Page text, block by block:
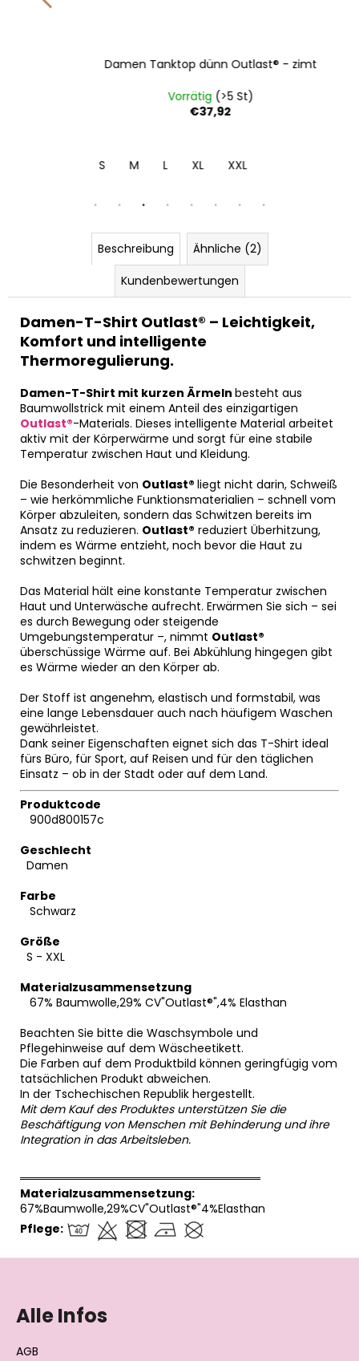
Damen Tanktop dünn Outlast® - zimt
Vorrätig(>5 St)
€37,92
M L XL XXL
Beschreibung
Ähnliche (2)
Kundenbewertungen
Damen-T-Shirt Outlast® – Leichtigkeit,
Komfort und intelligente
Thermoregulierung.
Damen-T-Shirt mit kurzen Ärmeln besteht aus
Baumwollstrick mit einem Anteil des einzigartigen
Outlast®-Materials. Dieses intelligente Material arbeitet
aktiv mit der Körperwärme und sorgt für eine stabile
Temperatur zwischen Haut und Kleidung.
Die Besonderheit von Outlast® liegt nicht darin, Schweiß
– wie herkömmliche Funktionsmaterialien – schnell vom
Körper abzuleiten, sondern das Schwitzen bereits im
Ansatz zu reduzieren. Outlast® reduziert Überhitzung,
indem es Wärme entzieht, noch bevor die Haut zu
schwitzen beginnt.
Das Material hält eine konstante Temperatur zwischen
Haut und Unterwäsche aufrecht. Erwärmen Sie sich – sei
es durch Bewegung oder steigende
Umgebungstemperatur –, nimmt Outlast®
überschüssige Wärme auf. Bei Abkühlung hingegen gibt
es Wärme wieder an den Körper ab.
Der Stoff ist angenehm, elastisch und formstabil, was
eine lange Lebensdauer auch nach häufigem Waschen
gewährleistet.
Dank seiner Eigenschaften eignet sich das T-Shirt ideal
fürs Büro, für Sport, auf Reisen und für den täglichen
Einsatz – ob in der Stadt oder auf dem Land.
Produktcode
900d800157c
Geschlecht
Damen
Farbe
Schwarz
Größe
S - XXL
Materialzusammensetzung
67% Baumwolle,29% CV"Outlast®",4% Elasthan
Beachten Sie bitte die Waschsymbole und
Pflegehinweise auf dem Wäscheetikett.
Die Farben auf dem Produktbild können geringfügig vom
tatsächlichen Produkt abweichen.
In der Tschechischen Republik hergestellt.
Mit dem Kauf des Produktes unterstützen Sie die
Beschäftigung von Menschen mit Behinderung und ihre
Integration in das Arbeitsleben.
══════════════════════════════
Materialzusammensetzung:
67%Baumwolle,29%CV"Outlast®"4%Elasthan
Pflege:
Alle Infos
AGB